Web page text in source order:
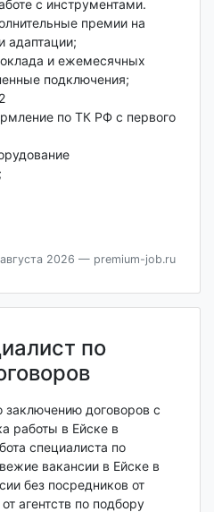
с инструментами.
премии на
адаптации;
и ежемесячных
подключения;
по ТК РФ с первого
2026 — premium-job.ru
по
заключению договоров с
работы в Ейске в
специалиста по
вакансии в Ейске в
без посредников от
агентств по подбору